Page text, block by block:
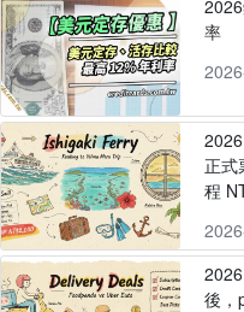
率
正式
程
後，